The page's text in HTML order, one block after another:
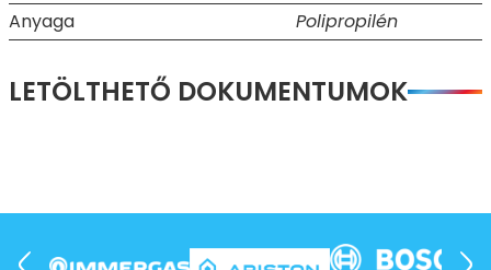
Anyaga
Polipropilén
LETÖLTHETŐ DOKUMENTUMOK